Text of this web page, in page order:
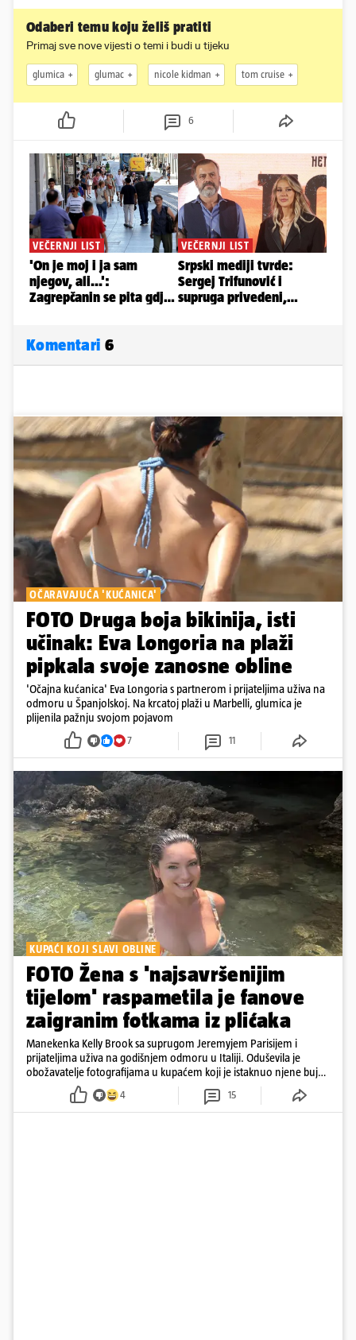
Odaberi temu koju želiš pratiti
Primaj sve nove vijesti o temi i budi u tijeku
glumica glumac nicole kidman tom cruise
6
Komentari 6
OČARAVAJUĆA 'KUĆANICA'
FOTO Druga boja bikinija, isti
učinak: Eva Longoria na plaži
pipkala svoje zanosne obline
'Očajna kućanica' Eva Longoria s partnerom i prijateljima uživa na
odmoru u Španjolskoj. Na krcatoj plaži u Marbelli, glumica je
plijenila pažnju svojom pojavom
7 11
KUPAĆI KOJI SLAVI OBLINE
FOTO Žena s 'najsavršenijim
tijelom' raspametila je fanove
zaigranim fotkama iz plićaka
Manekenka Kelly Brook sa suprugom Jeremyjem Parisijem i
prijateljima uživa na godišnjem odmoru u Italiji. Oduševila je
obožavatelje fotografijama u kupaćem koji je istaknuo njene bujne
4 15